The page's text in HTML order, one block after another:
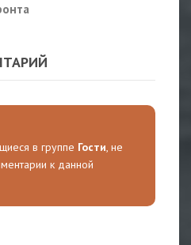
в группе Гости, не
к данной